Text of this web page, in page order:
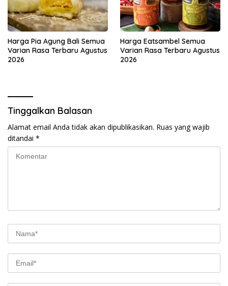
Harga Pia Agung Bali Semua
Varian Rasa Terbaru Agustus
2026
Harga Eatsambel Semua
Varian Rasa Terbaru Agustus
2026
Tinggalkan Balasan
Alamat email Anda tidak akan dipublikasikan. Ruas yang wajib
ditandai *